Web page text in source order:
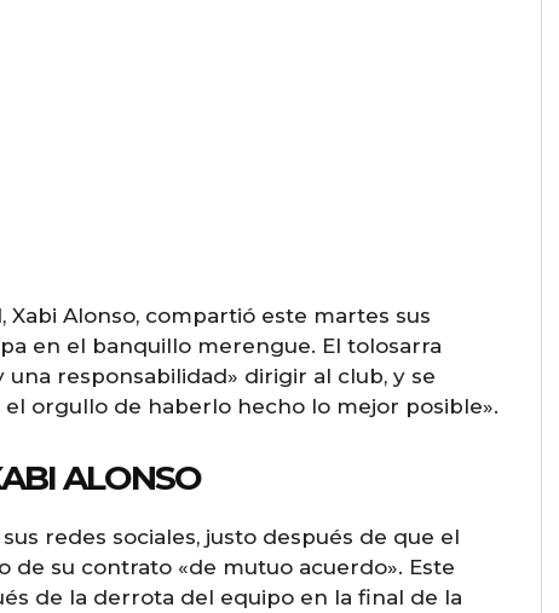
Alonso, compartió este martes sus
en el banquillo merengue. El tolosarra
responsabilidad» dirigir al club, y se
orgullo de haberlo hecho lo mejor posible».
ALONSO
redes sociales, justo después de que el
de su contrato «de mutuo acuerdo». Este
de la derrota del equipo en la final de la